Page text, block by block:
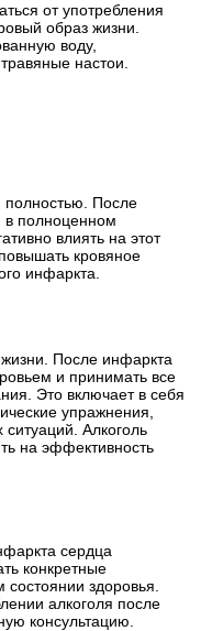
от употребления
образ жизни.
воду,
настои.
полностью. После
в полноценном
влиять на этот
кровяное
инфаркта.
После инфаркта
и принимать все
Это включает в себя
упражнения,
ситуаций. Алкоголь
на эффективность
сердца
конкретные
здоровья.
алкоголя после
консультацию.